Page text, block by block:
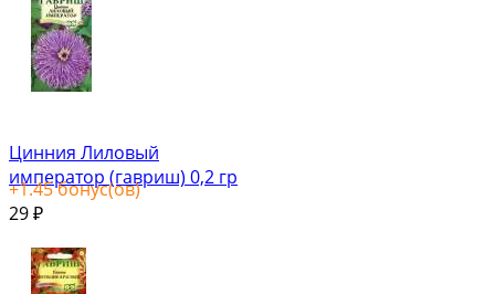
Цинния Лиловый
император (гавриш) 0,2 гр
+1.45бонус(ов)
29 ₽